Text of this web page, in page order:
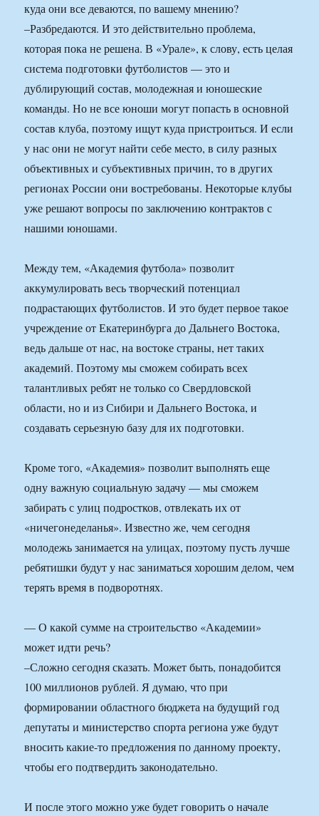
куда они все деваются, по вашему мнению?
–Разбредаются. И это действительно проблема,
которая пока не решена. В «Урале», к слову, есть целая
система подготовки футболистов — это и
дублирующий состав, молодежная и юношеские
команды. Но не все юноши могут попасть в основной
состав клуба, поэтому ищут куда пристроиться. И если
у нас они не могут найти себе место, в силу разных
объективных и субъективных причин, то в других
регионах России они востребованы. Некоторые клубы
уже решают вопросы по заключению контрактов с
нашими юношами.
Между тем, «Академия футбола» позволит
аккумулировать весь творческий потенциал
подрастающих футболистов. И это будет первое такое
учреждение от Екатеринбурга до Дальнего Востока,
ведь дальше от нас, на востоке страны, нет таких
академий. Поэтому мы сможем собирать всех
талантливых ребят не только со Свердловской
области, но и из Сибири и Дальнего Востока, и
создавать серьезную базу для их подготовки.
Кроме того, «Академия» позволит выполнять еще
одну важную социальную задачу — мы сможем
забирать с улиц подростков, отвлекать их от
«ничегонеделанья». Известно же, чем сегодня
молодежь занимается на улицах, поэтому пусть лучше
ребятишки будут у нас заниматься хорошим делом, чем
терять время в подворотнях.
— О какой сумме на строительство «Академии»
может идти речь?
–Сложно сегодня сказать. Может быть, понадобится
100 миллионов рублей. Я думаю, что при
формировании областного бюджета на будущий год
депутаты и министерство спорта региона уже будут
вносить какие-то предложения по данному проекту,
чтобы его подтвердить законодательно.
И после этого можно уже будет говорить о начале